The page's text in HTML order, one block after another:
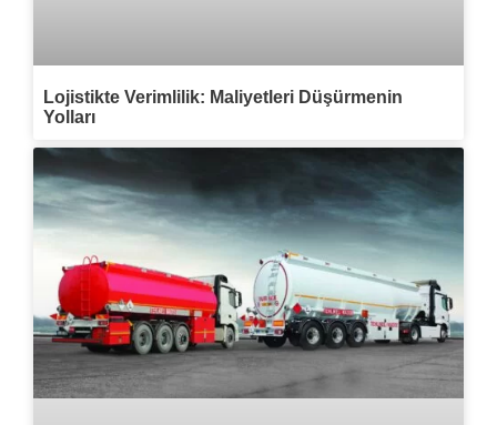
Lojistikte Verimlilik: Maliyetleri Düşürmenin
Yolları